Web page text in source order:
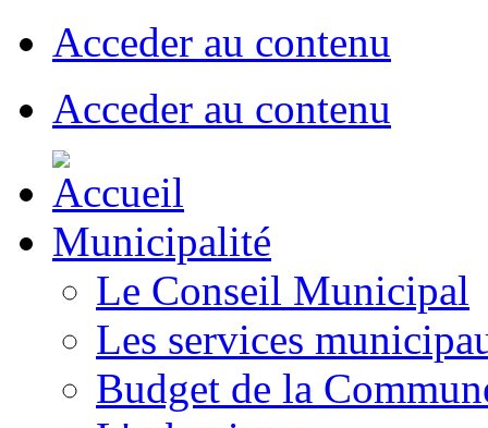
Acceder au contenu
Acceder au contenu
Municipalité
Le Conseil Municipal
Les services
Budget de la